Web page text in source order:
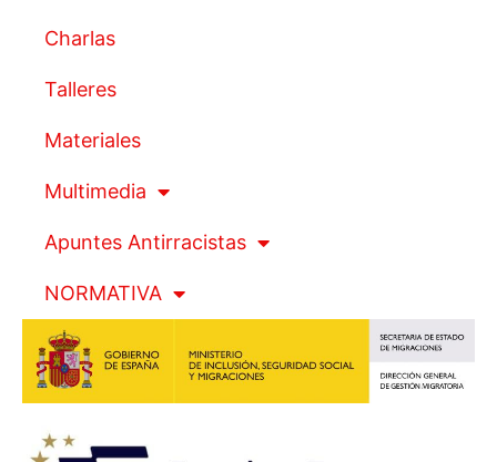
Charlas
Talleres
Materiales
Multimedia
Apuntes Antirracistas
NORMATIVA